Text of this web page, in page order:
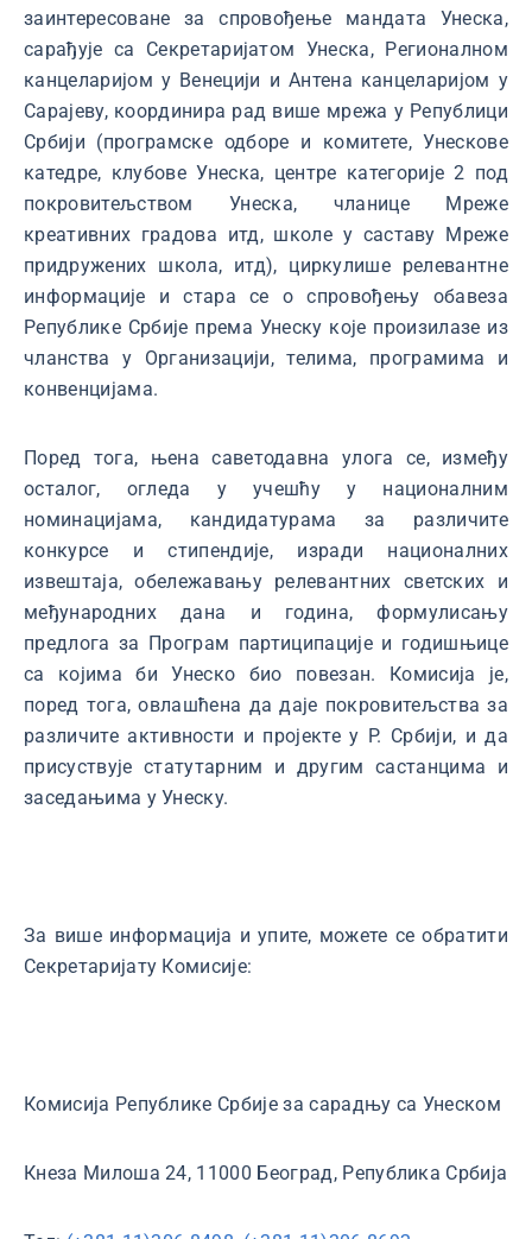
заинтересоване за спровођење мандата Унеска,
сарађује са Секретаријатом Унеска, Регионалном
канцеларијом у Венецији и Антена канцеларијом у
Сарајеву, координира рад више мрежа у Републици
Србији (програмске одборе и комитете, Унескове
катедре, клубове Унеска, центре категорије 2 под
покровитељством Унеска, чланице Мреже
креативних градова итд, школе у саставу Мреже
придружених школа, итд), циркулише релевантне
информације и стара се о спровођењу обавеза
Републике Србије према Унеску које произилазе из
чланства у Организацији, телима, програмима и
конвенцијама.
Поред тога, њена саветодавна улога се, између
осталог, огледа у учешћу у националним
номинацијама, кандидатурама за различите
конкурсе и стипендије, изради националних
извештаја, обележавању релевантних светских и
међународних дана и година, формулисању
предлога за Програм партиципације и годишњице
са којима би Унеско био повезан. Комисија је,
поред тога, овлашћена да даје покровитељства за
различите активности и пројекте у Р. Србији, и да
присуствује статутарним и другим састанцима и
заседањима у Унеску.
За више информација и упите, можете се обратити
Секретаријату Комисије:
Комисијa Републике Србије за сарадњу са Унеском
Кнеза Милоша 24, 11000 Београд, Република Србија